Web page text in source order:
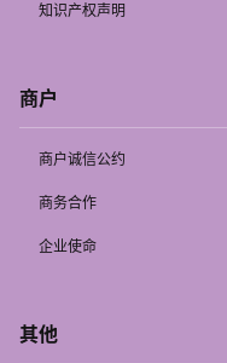
知识产权声明
商户
商户诚信公约
商务合作
企业使命
其他